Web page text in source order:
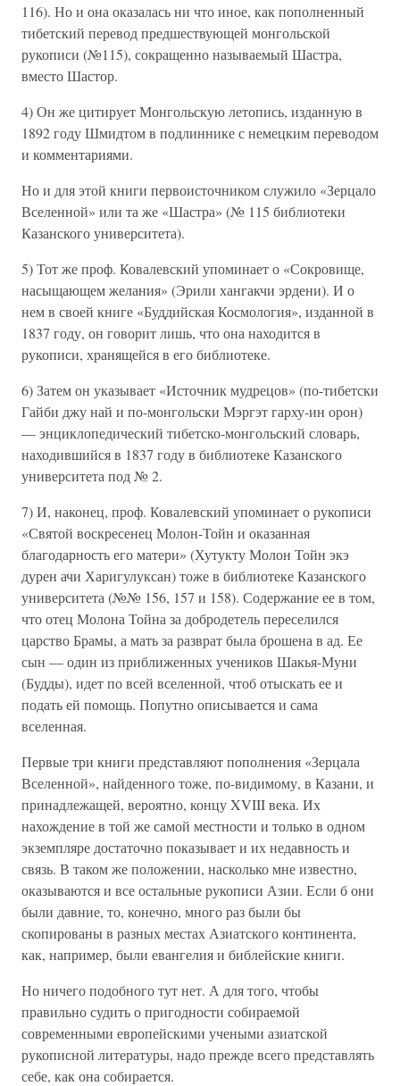
116). Но и она оказалась ни что иное, как пополненный
тибетский перевод предшествующей монгольской
рукописи (№115), сокращенно называемый Шастра,
вместо Шастор.
4) Он же цитирует Монгольскую летопись, изданную в
1892 году Шмидтом в подлиннике с немецким переводом
и комментариями.
Но и для этой книги первоисточником служило «Зерцало
Вселенной» или та же «Шастра» (№ 115 библиотеки
Казанского университета).
5) Тот же проф. Ковалевский упоминает о «Сокровище,
насыщающем желания» (Эрили хангакчи эрдени). И о
нем в своей книге «Буддийская Космология», изданной в
1837 году, он говорит лишь, что она находится в
рукописи, хранящейся в его библиотеке.
6) Затем он указывает «Источник мудрецов» (по-тибетски
Гайби джу най и по-монгольски Мэргэт гарху-ин орон)
— энциклопедический тибетско-монгольский словарь,
находившийся в 1837 году в библиотеке Казанского
университета под № 2.
7) И, наконец, проф. Ковалевский упоминает о рукописи
«Святой воскресенец Молон-Тойн и оказанная
благодарность его матери» (Хутукту Молон Тойн экэ
дурен ачи Харигулуксан) тоже в библиотеке Казанского
университета (№№ 156, 157 и 158). Содержание ее в том,
что отец Молона Тойна за добродетель переселился
царство Брамы, а мать за разврат была брошена в ад. Ее
сын — один из приближенных учеников Шакья-Муни
(Будды), идет по всей вселенной, чтоб отыскать ее и
подать ей помощь. Попутно описывается и сама
вселенная.
Первые три книги представляют пополнения «Зерцала
Вселенной», найденного тоже, по-видимому, в Казани, и
принадлежащей, вероятно, концу XVIII века. Их
нахождение в той же самой местности и только в одном
экземпляре достаточно показывает и их недавность и
связь. В таком же положении, насколько мне известно,
оказываются и все остальные рукописи Азии. Если б они
были давние, то, конечно, много раз были бы
скопированы в разных местах Азиатского континента,
как, например, были евангелия и библейские книги.
Но ничего подобного тут нет. А для того, чтобы
правильно судить о пригодности собираемой
современными европейскими учеными азиатской
рукописной литературы, надо прежде всего представлять
себе, как она собирается.